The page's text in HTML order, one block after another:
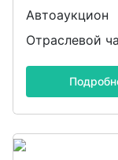
Автоаукцион
Отраслевой